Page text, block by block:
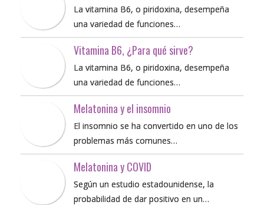
La vitamina B6, o piridoxina, desempeña
una variedad de funciones…
Vitamina B6, ¿Para qué sirve?
La vitamina B6, o piridoxina, desempeña
una variedad de funciones…
Melatonina y el insomnio
El insomnio se ha convertido en uno de los
problemas más comunes…
Melatonina y COVID
Según un estudio estadounidense, la
probabilidad de dar positivo en un…